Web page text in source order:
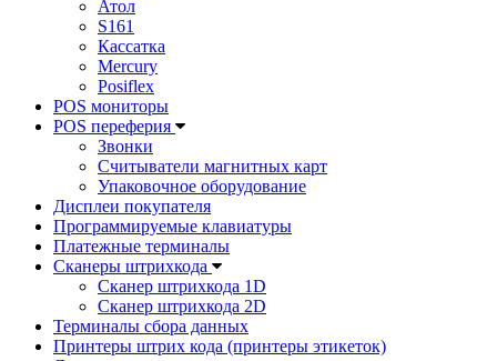
Атол
S161
Кассатка
Mercury
Posiflex
POS мониторы
POS переферия
Звонки
Считыватели магнитных карт
Упаковочное оборудование
Дисплеи покупателя
Программируемые клавиатуры
Платежные терминалы
Сканеры штрихкода
Сканер штрихкода 1D
Сканер штрихкода 2D
Терминалы сбора данных
Принтеры штрих кода (принтеры этикеток)